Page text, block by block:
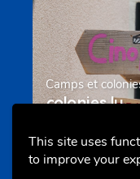
This site uses
to improve your
Camps et
colonies.lu
Evenements